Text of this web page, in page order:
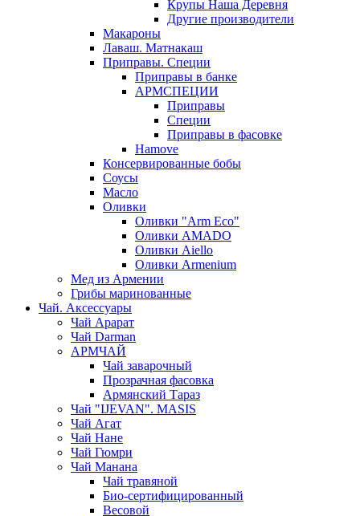
Крупы Наша Деревня
Другие производители
Макароны
Лаваш. Матнакаш
Приправы. Специи
Приправы в банке
АРМСПЕЦИИ
Приправы
Специи
Приправы в фасовке
Hamove
Консервированные бобы
Соусы
Масло
Оливки
Оливки "Arm Eco"
Оливки AMADO
Оливки Aiello
Оливки Armenium
Мед из Армении
Грибы маринованные
Чай. Аксессуары
Чай Арарат
Чай Darman
АРМЧАЙ
Чай заварочный
Прозрачная фасовка
Армянский Тараз
Чай "IJEVAN". MASIS
Чай Агат
Чай Нане
Чай Гюмри
Чай Манана
Чай травяной
Био-сертифицированный
Весовой